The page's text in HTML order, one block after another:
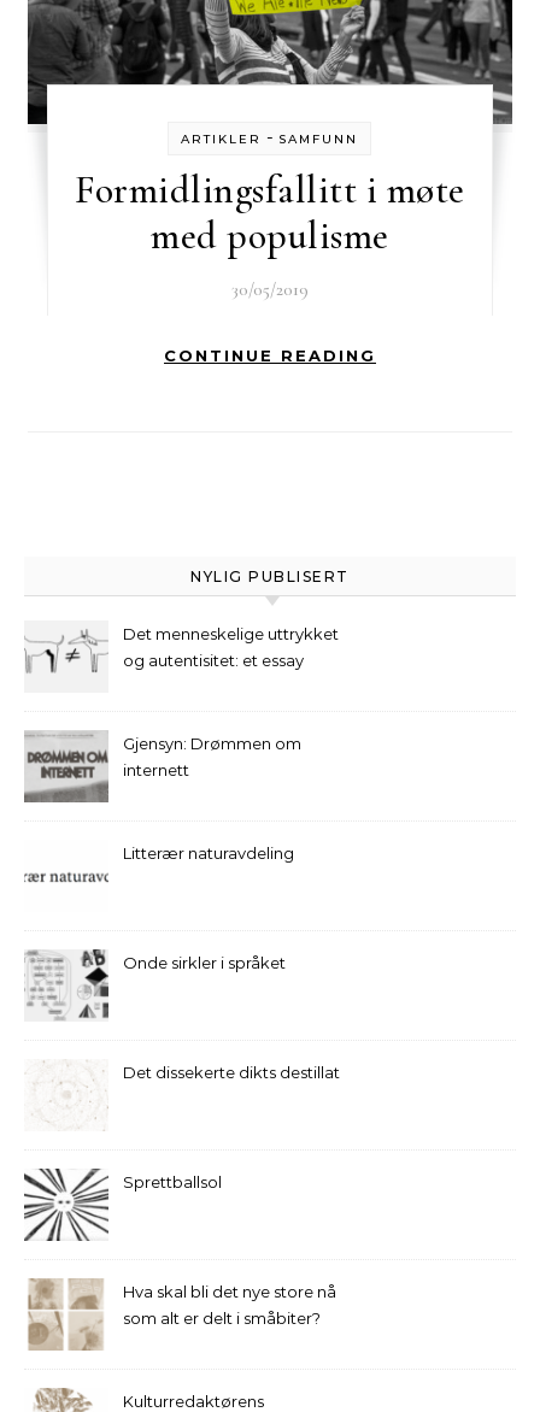
ARTIKLER - SAMFUNN
Formidlingsfallitt i møte
med populisme
30/05/2019
CONTINUE READING
NYLIG PUBLISERT
Det menneskelige uttrykket
og autentisitet: et essay
Gjensyn: Drømmen om
internett
Litterær naturavdeling
Onde sirkler i språket
Det dissekerte dikts destillat
Sprettballsol
Hva skal bli det nye store nå
som alt er delt i småbiter?
Kulturredaktørens